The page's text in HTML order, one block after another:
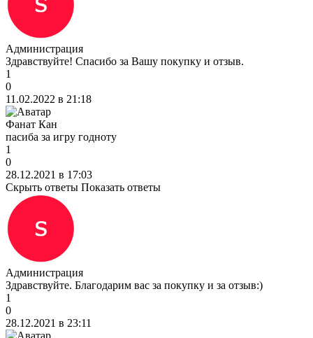
Администрация
Здравствуйте! Спасибо за Вашу покупку и отзыв.
1
0
11.02.2022 в 21:18
Фанат Кан
пасиба за игру годноту
1
0
28.12.2021 в 17:03
Скрыть ответы Показать ответы
Администрация
Здравствуйте. Благодарим вас за покупку и за отзыв:)
1
0
28.12.2021 в 23:11